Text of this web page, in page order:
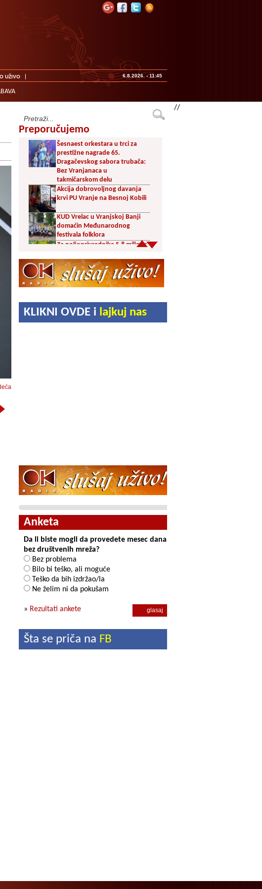
UŽIVO 6.8.2026. - 11:45
Preporučujemo
Šesnaest orkestara u trci za
prestižne nagrade 65.
Dragačevskog sabora trubača:
Bez Vranjanaca u
takmičarskom delu
Akcija dobrovoljnog davanja
krvi PU Vranje na Besnoj Kobili
KUD Vrelac u Vranjskoj Banji
domaćin Međunarodnog
festivala folklora
Za poljoprivrednike 5,8 miliona
Svetska nedelja dojenja –
Dojenje najbolji početak
Akcija dobrovoljnog davanja
krvi u četvrtak u Vranju
KLIKNI OVDE i lajkuj nas
Anketa
Da li biste mogli da provedete mesec dana
bez društvenih mreža?
Bez problema
Bilo bi teško, ali moguće
Teško da bih izdržao/la
Ne želim ni da pokušam
» Rezultati ankete
Šta se priča na FB
//